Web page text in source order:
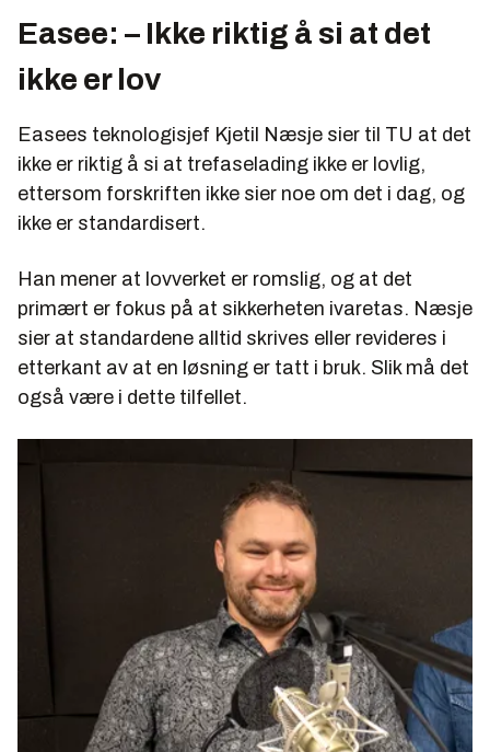
Easee: – Ikke riktig å si at det
ikke er lov
Easees teknologisjef Kjetil Næsje sier til TU at det
ikke er riktig å si at trefaselading ikke er lovlig,
ettersom forskriften ikke sier noe om det i dag, og
ikke er standardisert.
Han mener at lovverket er romslig, og at det
primært er fokus på at sikkerheten ivaretas. Næsje
sier at standardene alltid skrives eller revideres i
etterkant av at en løsning er tatt i bruk. Slik må det
også være i dette tilfellet.